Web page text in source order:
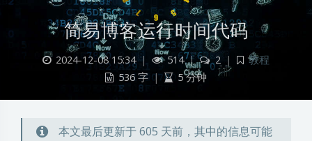
简易博客运行时间代码
2024-12-08 15:34 | 514 | 2 |
教程
536 字 | 5 分钟
本文最后更新于 605 天前，其中的信息可能